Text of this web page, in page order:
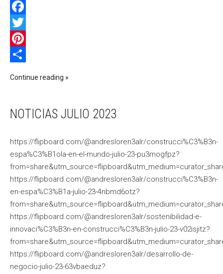
LinkedIn
Facebook
Twitter
Pinterest
Continue reading
NOTICIAS JULIO 2023
https://flipboard.com/@andresloren3alr/construcci%C3%B3n-
espa%C3%B1ola-en-el-mundo-julio-23-pu3mogfpz?
https://flipboard.com/@andresloren3alr/construcci%C3%B3n-
en-espa%C3%B1a-julio-23-4nbmd6otz?
https://flipboard.com/@andresloren3alr/sostenibilidad-e-
innovaci%C3%B3n-en-construcci%C3%B3n-julio-23-v02isjitz?
https://flipboard.com/@andresloren3alr/desarrollo-de-
negocio-julio-23-63vbaeduz?